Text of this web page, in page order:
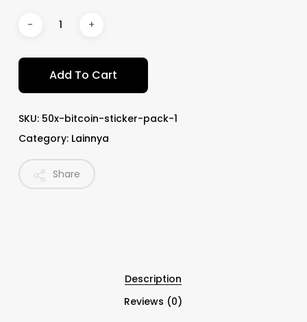
Add To Cart
SKU: 50x-bitcoin-sticker-pack-1
Category: Lainnya
Share
Description
Reviews (0)